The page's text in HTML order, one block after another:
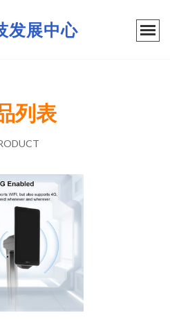
发展中心
列表